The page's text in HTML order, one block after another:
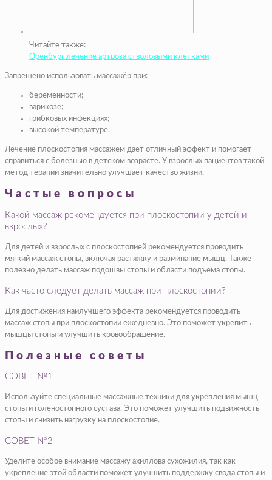
Читайте также:
Оренбург лечение артроза стволовыми клетками
Запрещено использовать массажёр при:
беременности;
варикозе;
грибковых инфекциях;
высокой температуре.
Лечение плоскостопия массажем даёт отличный эффект и помогает
справиться с болезнью в детском возрасте. У взрослых пациентов такой
метод терапии значительно улучшает качество жизни.
Частые вопросы
Какой массаж рекомендуется при плоскостопии у детей и
взрослых?
Для детей и взрослых с плоскостопией рекомендуется проводить
мягкий массаж стопы, включая растяжку и разминание мышц. Также
полезно делать массаж подошвы стопы и области подъема стопы.
Как часто следует делать массаж при плоскостопии?
Для достижения наилучшего эффекта рекомендуется проводить
массаж стопы при плоскостопии ежедневно. Это поможет укрепить
мышцы стопы и улучшить кровообращение.
Полезные советы
СОВЕТ №1
Используйте специальные массажные техники для укрепления мышц
стопы и голеностопного сустава. Это поможет улучшить подвижность
стопы и снизить нагрузку на плоскостопие.
СОВЕТ №2
Уделите особое внимание массажу ахиллова сухожилия, так как
укрепление этой области поможет улучшить поддержку свода стопы и